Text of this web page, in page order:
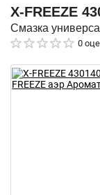
X-FREEZE
Смазка
0